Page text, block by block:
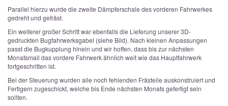
Parallel hierzu wurde die zweite Dämpferschale des vorderen Fahrwerkes
gedreht und gefräst.
Ein weiterer großer Schritt war ebenfalls die Lieferung unserer 3D-
gedruckten Bugfahrwerksgabel (siehe Bild). Nach kleinen Anpassungen
passt die Bugkupplung hinein und wir hoffen, dass bis zur nächsten
Monatsmail das vordere Fahrwerk ähnlich weit wie das Hauptfahrwerk
fortgeschritten ist.
Bei der Steuerung wurden alle noch fehlenden Frästeile auskonstruiert und
Fertigern zugeschickt, welche bis Ende nächsten Monats gefertigt sein
sollten.